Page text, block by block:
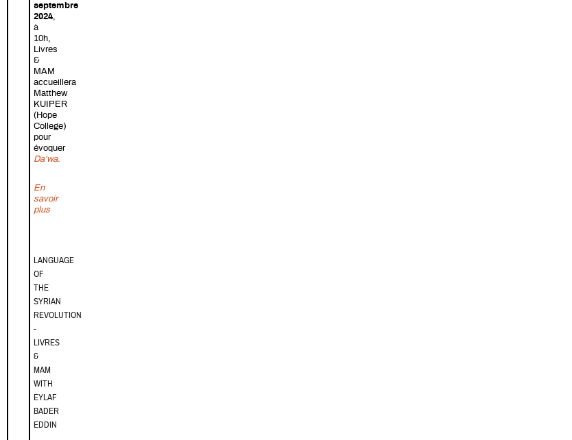
septembre
2024,
à
10h,
Livres
&
MAM
accueillera
Matthew
KUIPER
(Hope
College)
pour
évoquer
Da’wa.
En
savoir
plussur Da’wa. A Global History of Islamic Missionary - Livres & MAM avec Matthew KUIPER
LANGUAGE
OF
THE
SYRIAN
REVOLUTION
-
LIVRES
&
MAM
WITH
EYLAF
BADER
EDDIN